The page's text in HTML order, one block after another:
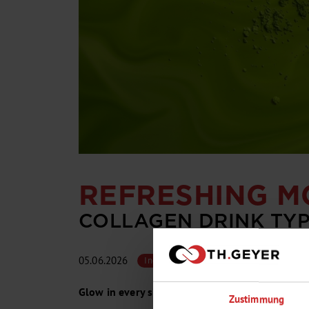
Zustimmung
REFRESHING
COLLAGEN DRINK
05.06.2026 Ingredients Teilen:
Glow in every sip – ein Trendkonzept für